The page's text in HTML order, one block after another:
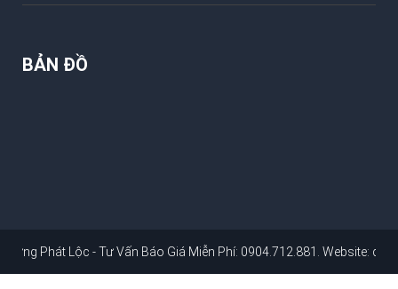
BẢN ĐỒ
Lộc - Tư Vấn Báo Giá Miễn Phí: 0904.712.881. Website: